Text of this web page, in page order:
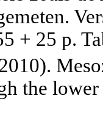
+ 25 p.
the lower